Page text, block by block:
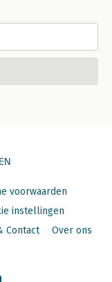
voorwaarden
instellingen
Contact Over ons